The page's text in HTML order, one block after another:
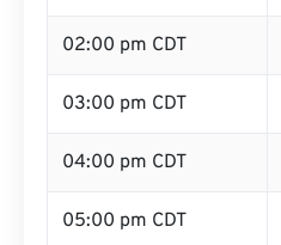
02:00 pm CDT
03:00 pm CDT
04:00 pm CDT
05:00 pm CDT